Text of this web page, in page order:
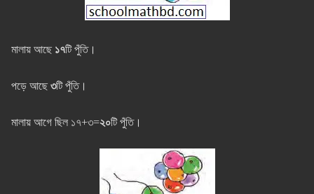
মালায় আছে ১৭টি পুঁতি।
পড়ে আছে ৩টি পুঁতি।
মালায় আগে ছিল ১৭+৩=২০টি পুঁতি।